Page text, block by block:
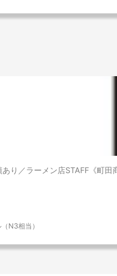
あり／ラーメン店STAFF《町
N3相当）